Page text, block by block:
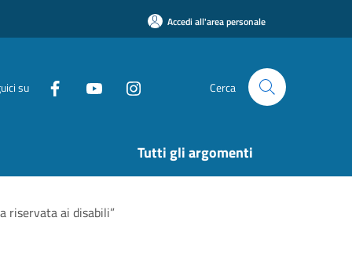
Accedi all'area personale
su Cerca
Tutti gli argomenti
riservata ai disabili”